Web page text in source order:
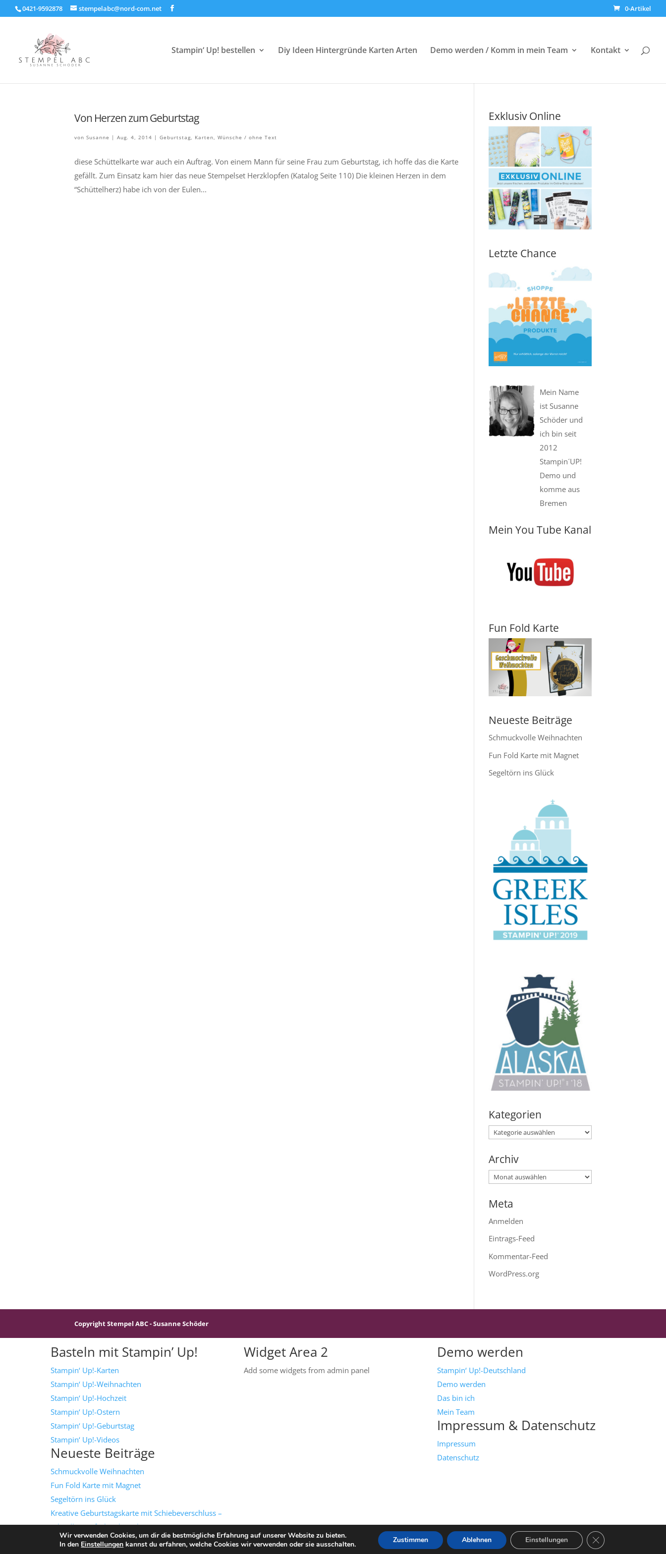
0421-9592878 stempelabc@nord-com.net 0-Artikel
Stampin‘ Up! bestellen Diy Ideen Hintergründe Karten Arten Demo werden / Komm in mein Team Kontakt
Von Herzen zum Geburtstag
von Susanne | Aug. 4, 2014 | Geburtstag, Karten, Wünsche / ohne Text
diese Schüttelkarte war auch ein Auftrag. Von einem Mann für seine Frau zum Geburtstag, ich hoffe das die Karte
gefällt. Zum Einsatz kam hier das neue Stempelset Herzklopfen (Katalog Seite 110) Die kleinen Herzen in dem
“Schüttelherz) habe ich von der Eulen...
Exklusiv Online
Letzte Chance
Mein Name
ist Susanne
Schöder und
ich bin seit
2012
Stampin´UP!
Demo und
komme aus
Bremen
Mein You Tube Kanal
Fun Fold Karte
Neueste Beiträge
Schmuckvolle Weihnachten
Fun Fold Karte mit Magnet
Segeltörn ins Glück
Kategorien
Kategorien
Archiv
Archiv
Meta
Anmelden
Eintrags-Feed
Kommentar-Feed
WordPress.org
Copyright Stempel ABC - Susanne Schöder
Wir verwenden Cookies, um dir die bestmögliche Erfahrung auf unserer Website zu bieten.
In den Einstellungen kannst du erfahren, welche Cookies wir verwenden oder sie ausschalten. Zustimmen Ablehnen Einstellungen GDPR Cookie-Banner
Basteln mit Stampin’ Up!
Stampin‘ Up!-Karten
Stampin‘ Up!-Weihnachten
Stampin‘ Up!-Hochzeit
Stampin‘ Up!-Ostern
Stampin‘ Up!-Geburtstag
Stampin‘ Up!-Videos
Neueste Beiträge
Schmuckvolle Weihnachten
Fun Fold Karte mit Magnet
Segeltörn ins Glück
Kreative Geburtstagskarte mit Schiebeverschluss –
schnell & einfach gebastelt!
Grüße mit Textur
Widget Area 2
Add some widgets from admin panel
Demo werden
Stampin‘ Up!-Deutschland
Demo werden
Das bin ich
Mein Team
Impressum & Datenschutz
Impressum
Datenschutz